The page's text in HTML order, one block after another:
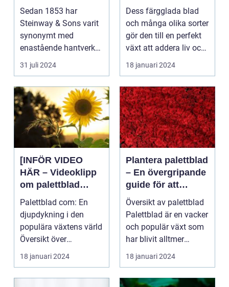
Sedan 1853 har
Steinway & Sons varit
synonymt med
enastående hantverk
och oövertr&aum...
31 juli 2024
trädgårdsentusiast
er och inom
inredning
Dess färgglada blad
och många olika sorter
gör den till en perfekt
växt att addera liv och
färg till...
18 januari 2024
[INFÖR VIDEO
HÄR – Videoklipp
om palettblad
com]
Palettblad com: En
djupdykning i den
populära växtens värld
Översikt över
palettblad com
Palettbl...
18 januari 2024
Plantera palettblad
– En övergripande
guide för att
lyckas med denna
populära växt
Översikt av palettblad
Palettblad är en vacker
och populär växt som
har blivit alltmer
populär blan...
18 januari 2024